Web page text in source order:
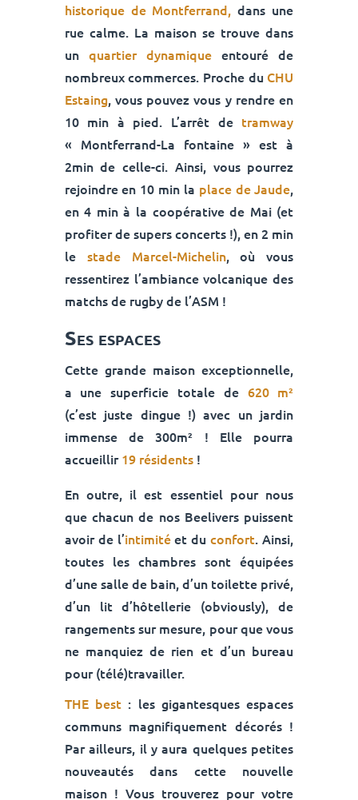
historique de Montferrand,dans une
rue calme. La maison se trouve dans
un quartier dynamique entouré de
nombreux commerces. Proche du CHU
Estaing, vous pouvez vous y rendre en
10 min à pied. L’arrêt de tramway
« Montferrand-La fontaine » est à
2min de celle-ci. Ainsi, vous pourrez
rejoindre en 10 min la place de Jaude,
en 4 min à la coopérative de Mai (et
profiter de supers concerts !), en 2 min
le stade Marcel-Michelin, où vous
ressentirez l’ambiance volcanique des
matchs de rugby de l’ASM !
Ses espaces
Cette grande maison exceptionnelle,
a une superficie totale de 620 m²
(c’est juste dingue !) avec un jardin
immense de 300m² ! Elle pourra
accueillir19 résidents!
En outre, il est essentiel pour nous
que chacun de nos Beelivers puissent
avoir de l’intimitéet duconfort. Ainsi,
toutes les chambres sont équipées
d’une salle de bain, d’un toilette privé,
d’un lit d’hôtellerie (obviously), de
rangements sur mesure, pour que vous
ne manquiez de rien et d’un bureau
pour (télé)travailler.
THE best: les gigantesques espaces
communs magnifiquement décorés !
Par ailleurs, il y aura quelques petites
nouveautés dans cette nouvelle
maison ! Vous trouverez pour votre